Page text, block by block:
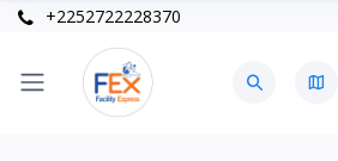
+2252722228370